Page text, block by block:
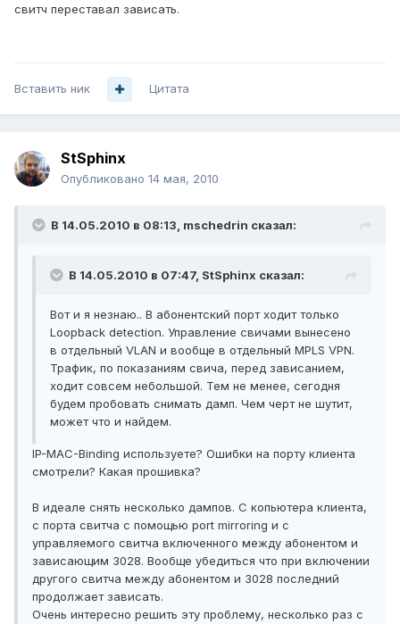
свитч переставал зависать.
Вставить ник Цитата
StSphinx
Опубликовано 14 мая, 2010
В 14.05.2010 в 08:13, mschedrin сказал:
В 14.05.2010 в 07:47, StSphinx сказал:
Вот и я незнаю.. В абонентский порт ходит только
Loopback detection. Управление свичами вынесено
в отдельный VLAN и вообще в отдельный MPLS VPN.
Трафик, по показаниям свича, перед зависанием,
ходит совсем небольшой. Тем не менее, сегодня
будем пробовать снимать дамп. Чем черт не шутит,
может что и найдем.
IP-MAC-Binding используете? Ошибки на порту клиента
смотрели? Какая прошивка?
В идеале снять несколько дампов. С копьютера клиента,
с порта свитча с помощью port mirroring и с
управляемого свитча включенного между абонентом и
зависающим 3028. Вообще убедиться что при включении
другого свитча между абонентом и 3028 последний
продолжает зависать.
Очень интересно решить эту проблему, несколько раз с